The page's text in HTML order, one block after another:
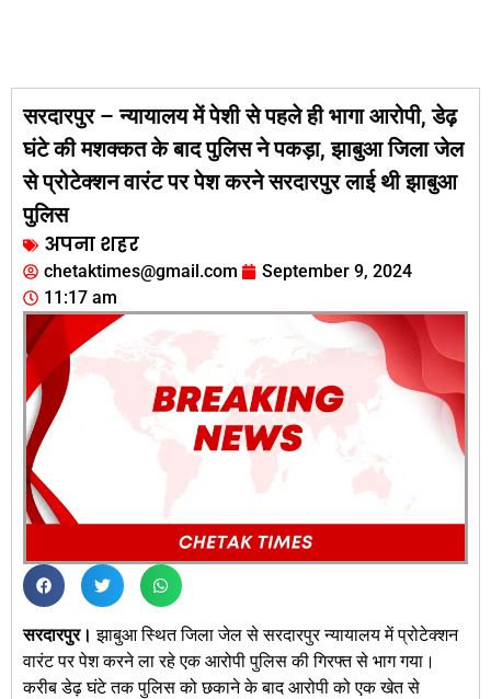
सरदारपुर – न्यायालय में पेशी से पहले ही भागा आरोपी, डेढ़
घंटे की मशक्कत के बाद पुलिस ने पकड़ा, झाबुआ जिला जेल
से प्रोटेक्शन वारंट पर पेश करने सरदारपुर लाई थी झाबुआ
पुलिस
अपना शहर
chetaktimes@gmail.com
September 9, 2024
11:17 am
सरदारपुर।झाबुआ स्थित जिला जेल से सरदारपुर न्यायालय में प्रोटेक्शन
वारंट पर पेश करने ला रहे एक आरोपी पुलिस की गिरफ्त से भाग गया।
करीब डेढ़ घंटे तक पुलिस को छकाने के बाद आरोपी को एक खेत से